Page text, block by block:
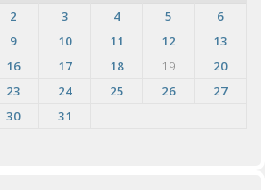
2 3 4 5
6
9 10 11 12
13
16 17 18 19
20
23 24 25 26
27
30
31